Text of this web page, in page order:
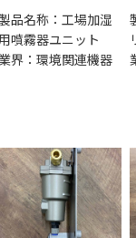
品名称：工場加湿
用噴霧器ユニット
界：環境関連機器